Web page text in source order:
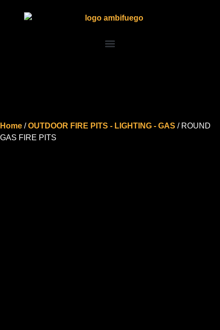
Home /OUTDOOR FIRE PITS - LIGHTING - GAS / ROUND
GAS FIRE PITS